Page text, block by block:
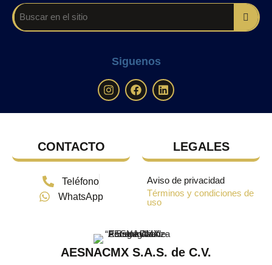
Siguenos
CONTACTO
Teléfono
WhatsApp
LEGALES
Aviso de privacidad
Términos y condiciones de
uso
AESNACMX S.A.S. de C.V.